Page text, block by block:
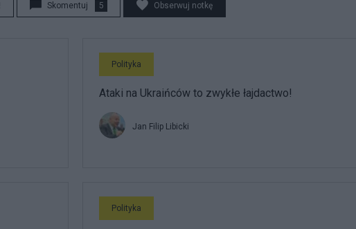
Skomentuj 5 Obserwuj notkę
Polityka
Ataki na Ukraińców to zwykłe łajdactwo!
Jan Filip Libicki
Polityka